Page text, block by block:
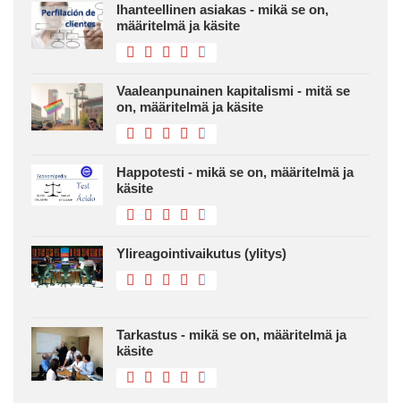
Ihanteellinen asiakas - mikä se on,
määritelmä ja käsite
Vaaleanpunainen kapitalismi - mitä se
on, määritelmä ja käsite
Happotesti - mikä se on, määritelmä ja
käsite
Ylireagointivaikutus (ylitys)
Tarkastus - mikä se on, määritelmä ja
käsite